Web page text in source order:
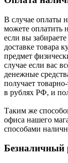
В случае оплаты
можете оплатить
если вы
доставке товара
предмет
случае если вас
денежные
получает
в рублях РФ, и
Таким же
офиса нашего
способами
Безналичный